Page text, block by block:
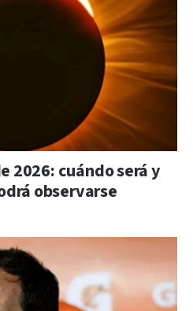
2026: cuándo será y
observarse